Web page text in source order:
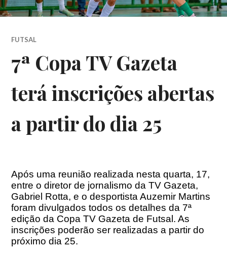
FUTSAL
7ª Copa TV Gazeta
terá inscrições abertas
a partir do dia 25
Após uma reunião realizada nesta quarta, 17,
entre o diretor de jornalismo da TV Gazeta,
Gabriel Rotta, e o desportista Auzemir Martins
foram divulgados todos os detalhes da 7ª
edição da Copa TV Gazeta de Futsal. As
inscrições poderão ser realizadas a partir do
próximo dia 25.